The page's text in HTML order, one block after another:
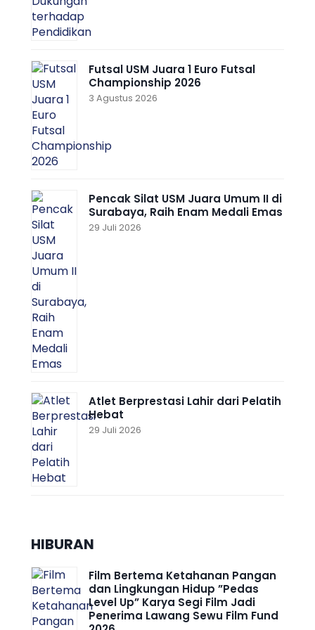
Futsal USM Juara 1 Euro Futsal
Championship 2026
3 Agustus 2026
Pencak Silat USM Juara Umum II di
Surabaya, Raih Enam Medali Emas
29 Juli 2026
Atlet Berprestasi Lahir dari Pelatih
Hebat
29 Juli 2026
HIBURAN
Film Bertema Ketahanan Pangan
dan Lingkungan Hidup ”Pedas
Level Up” Karya Segi Film Jadi
Penerima Lawang Sewu Film Fund